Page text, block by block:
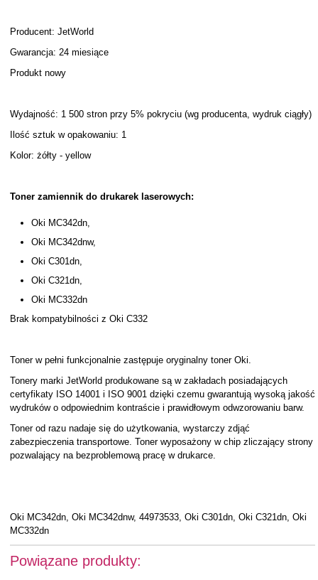
Producent: JetWorld
Gwarancja: 24 miesiące
Produkt nowy
Wydajność: 1 500 stron przy 5% pokryciu (wg producenta, wydruk ciągły)
Ilość sztuk w opakowaniu: 1
Kolor: żółty - yellow
Toner zamiennik do drukarek laserowych:
Oki MC342dn,
Oki MC342dnw,
Oki C301dn,
Oki C321dn,
Oki MC332dn
Brak kompatybilności z Oki C332
Toner w pełni funkcjonalnie zastępuje oryginalny toner Oki.
Tonery marki JetWorld produkowane są w zakładach posiadających
certyfikaty ISO 14001 i ISO 9001 dzięki czemu gwarantują wysoką jakość
wydruków o odpowiednim kontraście i prawidłowym odwzorowaniu barw.
Toner od razu nadaje się do użytkowania, wystarczy zdjąć
zabezpieczenia transportowe. Toner wyposażony w chip zliczający strony
pozwalający na bezproblemową pracę w drukarce.
Oki MC342dn, Oki MC342dnw, 44973533, Oki C301dn, Oki C321dn, Oki
MC332dn
Powiązane produkty: